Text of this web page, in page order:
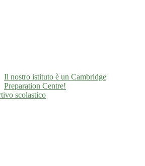
Il nostro istituto è un Cambridge
Preparation Centre!
scolastico